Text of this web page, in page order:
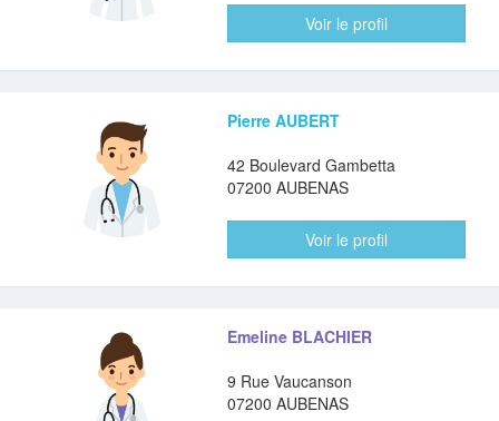
Voir le profil
Pierre AUBERT
42 Boulevard Gambetta
07200 AUBENAS
Voir le profil
Emeline BLACHIER
9 Rue Vaucanson
07200 AUBENAS